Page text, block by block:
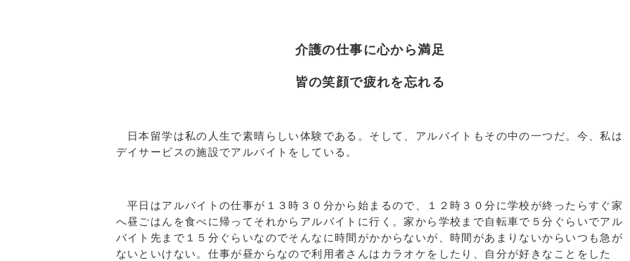
介護の仕事に心から満足
皆の笑顔で疲れを忘れる
日本留学は私の人生で素晴らしい体験である。そして、アルバイトもその中の一つだ。今、私は
デイサービスの施設でアルバイトをしている。
平日はアルバイトの仕事が１３時３０分から始まるので、１２時３０分に学校が終ったらすぐ家
へ昼ごはんを食べに帰ってそれからアルバイトに行く。家から学校まで自転車で５分ぐらいでアル
バイト先まで１５分ぐらいなのでそんなに時間がかからないが、時間があまりないからいつも急が
ないといけない。仕事が昼からなので利用者さんはカラオケをしたり、自分が好きなことをした